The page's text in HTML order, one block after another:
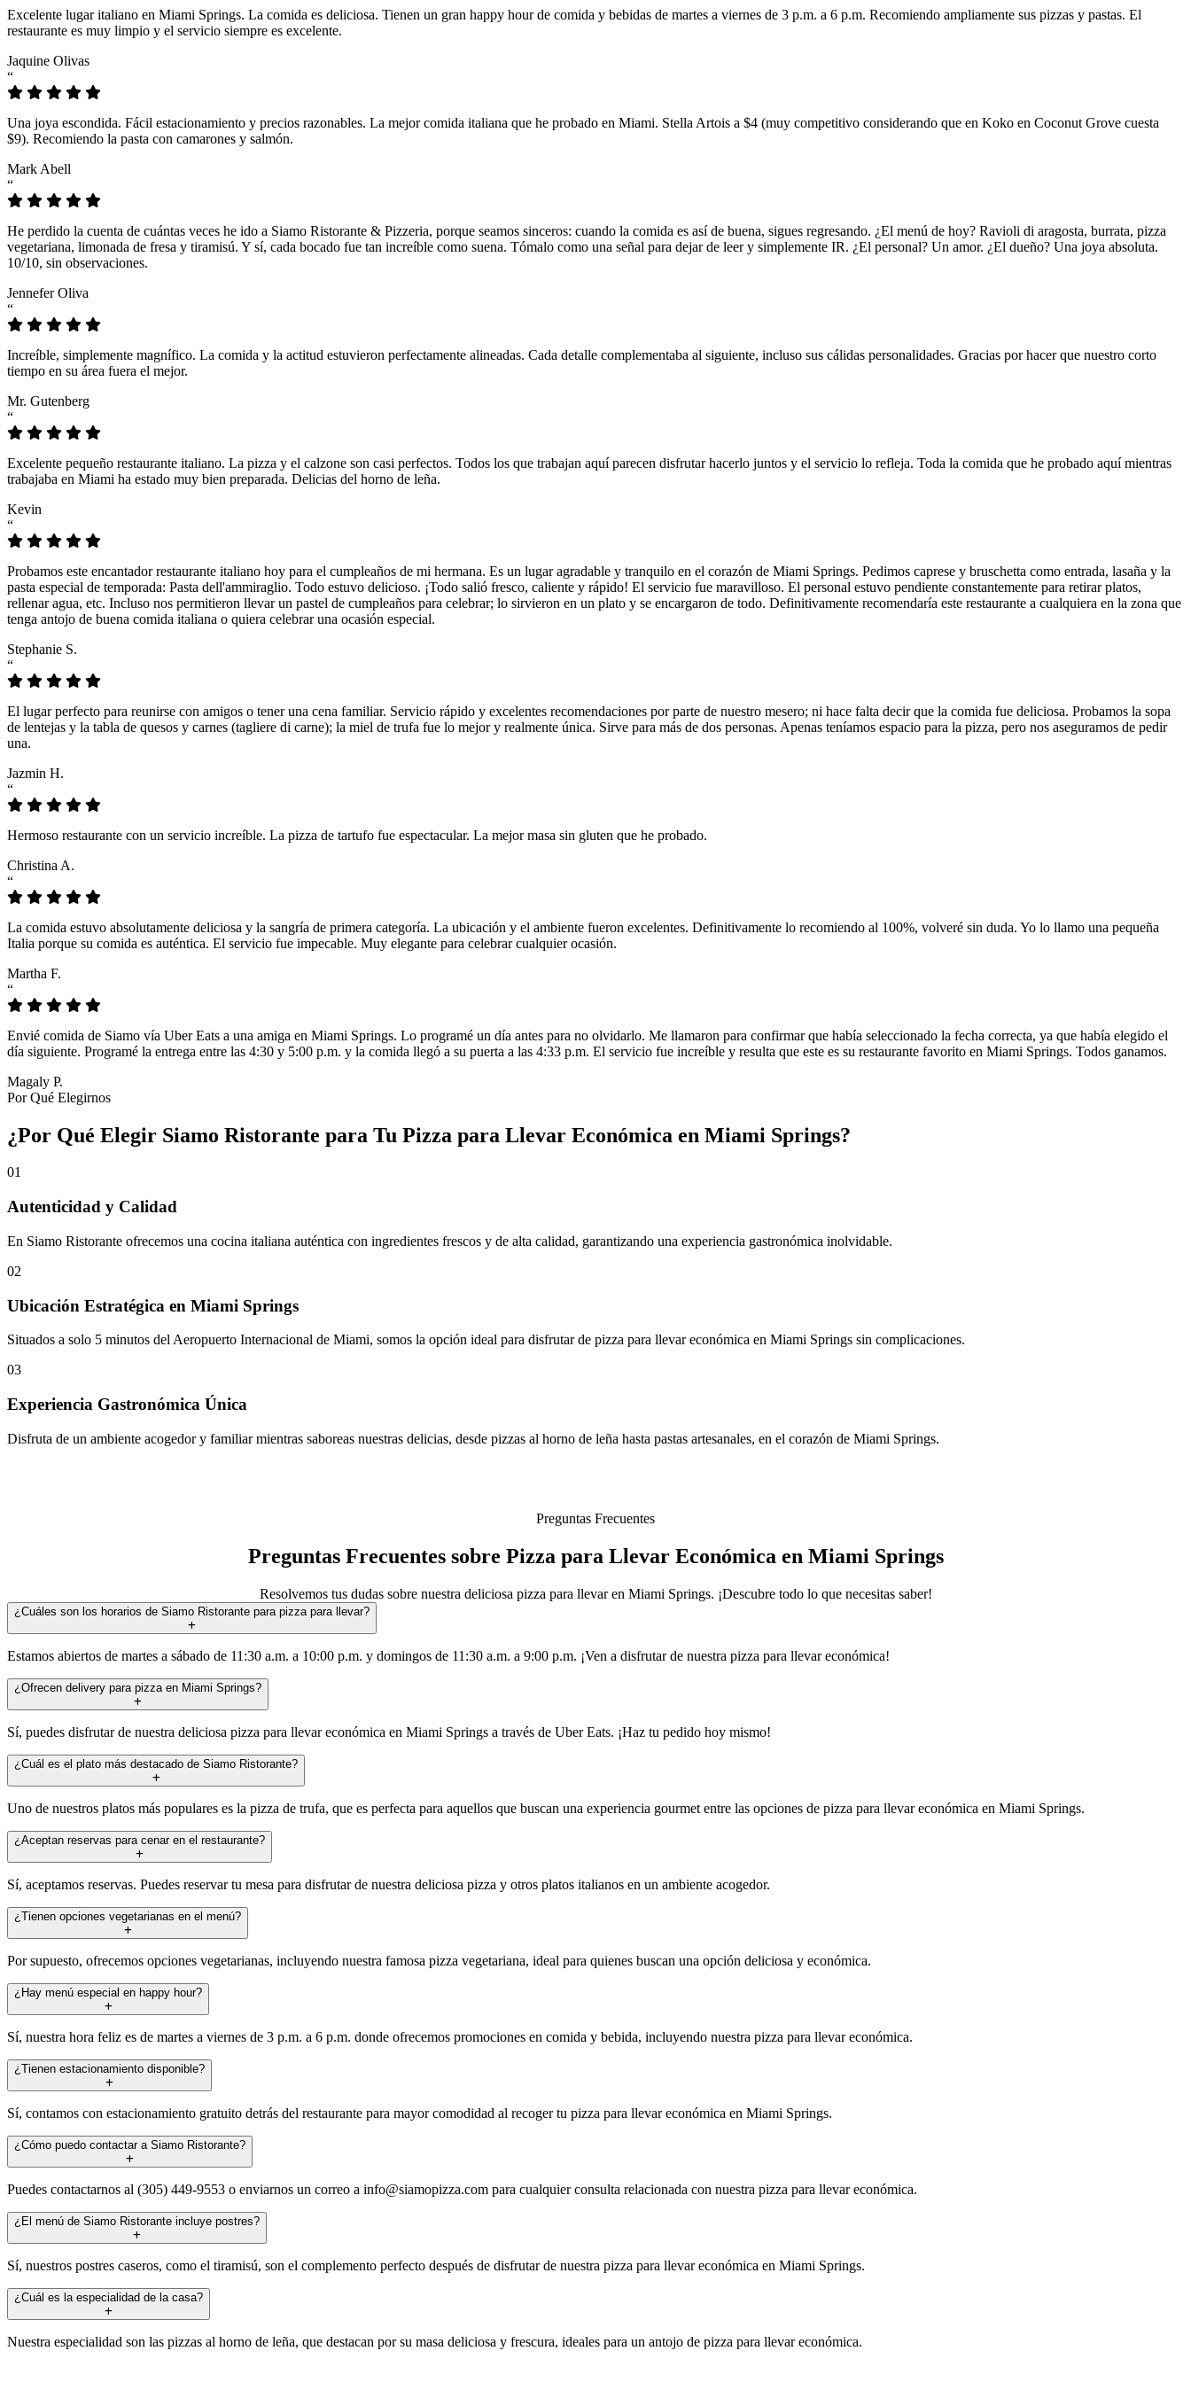
Excelente lugar italiano en Miami Springs. La comida es deliciosa. Tienen un gran happy hour de comida y bebidas de martes a viernes de 3 p.m. a 6 p.m. Recomiendo ampliamente sus pizzas y pastas. El
restaurante es muy limpio y el servicio siempre es excelente.
Jaquine Olivas
“
Una joya escondida. Fácil estacionamiento y precios razonables. La mejor comida italiana que he probado en Miami. Stella Artois a $4 (muy competitivo considerando que en Koko en Coconut Grove cuesta
$9). Recomiendo la pasta con camarones y salmón.
Mark Abell
“
He perdido la cuenta de cuántas veces he ido a Siamo Ristorante & Pizzeria, porque seamos sinceros: cuando la comida es así de buena, sigues regresando. ¿El menú de hoy? Ravioli di aragosta, burrata, pizza
vegetariana, limonada de fresa y tiramisú. Y sí, cada bocado fue tan increíble como suena. Tómalo como una señal para dejar de leer y simplemente IR. ¿El personal? Un amor. ¿El dueño? Una joya absoluta.
10/10, sin observaciones.
Jennefer Oliva
“
Increíble, simplemente magnífico. La comida y la actitud estuvieron perfectamente alineadas. Cada detalle complementaba al siguiente, incluso sus cálidas personalidades. Gracias por hacer que nuestro corto
tiempo en su área fuera el mejor.
Mr. Gutenberg
“
Excelente pequeño restaurante italiano. La pizza y el calzone son casi perfectos. Todos los que trabajan aquí parecen disfrutar hacerlo juntos y el servicio lo refleja. Toda la comida que he probado aquí mientras
trabajaba en Miami ha estado muy bien preparada. Delicias del horno de leña.
Kevin
“
Probamos este encantador restaurante italiano hoy para el cumpleaños de mi hermana. Es un lugar agradable y tranquilo en el corazón de Miami Springs. Pedimos caprese y bruschetta como entrada, lasaña y la
pasta especial de temporada: Pasta dell'ammiraglio. Todo estuvo delicioso. ¡Todo salió fresco, caliente y rápido! El servicio fue maravilloso. El personal estuvo pendiente constantemente para retirar platos,
rellenar agua, etc. Incluso nos permitieron llevar un pastel de cumpleaños para celebrar; lo sirvieron en un plato y se encargaron de todo. Definitivamente recomendaría este restaurante a cualquiera en la zona que
tenga antojo de buena comida italiana o quiera celebrar una ocasión especial.
Stephanie S.
“
El lugar perfecto para reunirse con amigos o tener una cena familiar. Servicio rápido y excelentes recomendaciones por parte de nuestro mesero; ni hace falta decir que la comida fue deliciosa. Probamos la sopa
de lentejas y la tabla de quesos y carnes (tagliere di carne); la miel de trufa fue lo mejor y realmente única. Sirve para más de dos personas. Apenas teníamos espacio para la pizza, pero nos aseguramos de pedir
una.
Jazmin H.
“
Hermoso restaurante con un servicio increíble. La pizza de tartufo fue espectacular. La mejor masa sin gluten que he probado.
Christina A.
“
La comida estuvo absolutamente deliciosa y la sangría de primera categoría. La ubicación y el ambiente fueron excelentes. Definitivamente lo recomiendo al 100%, volveré sin duda. Yo lo llamo una pequeña
Italia porque su comida es auténtica. El servicio fue impecable. Muy elegante para celebrar cualquier ocasión.
Martha F.
“
Envié comida de Siamo vía Uber Eats a una amiga en Miami Springs. Lo programé un día antes para no olvidarlo. Me llamaron para confirmar que había seleccionado la fecha correcta, ya que había elegido el
día siguiente. Programé la entrega entre las 4:30 y 5:00 p.m. y la comida llegó a su puerta a las 4:33 p.m. El servicio fue increíble y resulta que este es su restaurante favorito en Miami Springs. Todos ganamos.
Magaly P.
Por Qué Elegirnos
¿Por Qué Elegir Siamo Ristorante para Tu Pizza para Llevar Económica en Miami Springs?
01
Autenticidad y Calidad
En Siamo Ristorante ofrecemos una cocina italiana auténtica con ingredientes frescos y de alta calidad, garantizando una experiencia gastronómica inolvidable.
02
Ubicación Estratégica en Miami Springs
Situados a solo 5 minutos del Aeropuerto Internacional de Miami, somos la opción ideal para disfrutar de pizza para llevar económica en Miami Springs sin complicaciones.
03
Experiencia Gastronómica Única
Disfruta de un ambiente acogedor y familiar mientras saboreas nuestras delicias, desde pizzas al horno de leña hasta pastas artesanales, en el corazón de Miami Springs.
Preguntas Frecuentes
Preguntas Frecuentes sobre Pizza para Llevar Económica en Miami Springs
Resolvemos tus dudas sobre nuestra deliciosa pizza para llevar en Miami Springs. ¡Descubre todo lo que necesitas saber!
¿Cuáles son los horarios de Siamo Ristorante para pizza para llevar?
Estamos abiertos de martes a sábado de 11:30 a.m. a 10:00 p.m. y domingos de 11:30 a.m. a 9:00 p.m. ¡Ven a disfrutar de nuestra pizza para llevar económica!
¿Ofrecen delivery para pizza en Miami Springs?
Sí, puedes disfrutar de nuestra deliciosa pizza para llevar económica en Miami Springs a través de Uber Eats. ¡Haz tu pedido hoy mismo!
¿Cuál es el plato más destacado de Siamo Ristorante?
Uno de nuestros platos más populares es la pizza de trufa, que es perfecta para aquellos que buscan una experiencia gourmet entre las opciones de pizza para llevar económica en Miami Springs.
¿Aceptan reservas para cenar en el restaurante?
Sí, aceptamos reservas. Puedes reservar tu mesa para disfrutar de nuestra deliciosa pizza y otros platos italianos en un ambiente acogedor.
¿Tienen opciones vegetarianas en el menú?
Por supuesto, ofrecemos opciones vegetarianas, incluyendo nuestra famosa pizza vegetariana, ideal para quienes buscan una opción deliciosa y económica.
¿Hay menú especial en happy hour?
Sí, nuestra hora feliz es de martes a viernes de 3 p.m. a 6 p.m. donde ofrecemos promociones en comida y bebida, incluyendo nuestra pizza para llevar económica.
¿Tienen estacionamiento disponible?
Sí, contamos con estacionamiento gratuito detrás del restaurante para mayor comodidad al recoger tu pizza para llevar económica en Miami Springs.
¿Cómo puedo contactar a Siamo Ristorante?
Puedes contactarnos al (305) 449-9553 o enviarnos un correo a info@siamopizza.com para cualquier consulta relacionada con nuestra pizza para llevar económica.
¿El menú de Siamo Ristorante incluye postres?
Sí, nuestros postres caseros, como el tiramisú, son el complemento perfecto después de disfrutar de nuestra pizza para llevar económica en Miami Springs.
¿Cuál es la especialidad de la casa?
Nuestra especialidad son las pizzas al horno de leña, que destacan por su masa deliciosa y frescura, ideales para un antojo de pizza para llevar económica.